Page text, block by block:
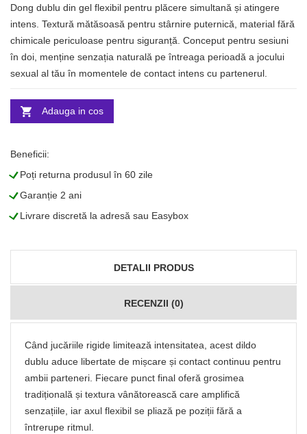
Dong dublu din gel flexibil pentru plăcere simultană și atingere
intens. Textură mătăsoasă pentru stârnire puternică, material fără
chimicale periculoase pentru siguranță. Conceput pentru sesiuni
în doi, menține senzația naturală pe întreaga perioadă a jocului
sexual al tău în momentele de contact intens cu partenerul.
Adauga in cos
Beneficii:
LPoți returna produsul în 60 zile
LGaranție 2 ani
LLivrare discretă la adresă sau Easybox
DETALII PRODUS
RECENZII (0)
Când jucăriile rigide limitează intensitatea, acest dildo
dublu aduce libertate de mișcare și contact continuu pentru
ambii parteneri. Fiecare punct final oferă grosimea
tradițională și textura vânătorească care amplifică
senzațiile, iar axul flexibil se pliază pe poziții fără a
întrerupe ritmul.